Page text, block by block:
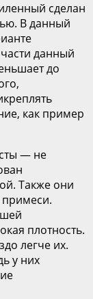
сделан
В данный
данный
до
как пример
— не
Также они
примеси.
плотность.
легче их.
у них